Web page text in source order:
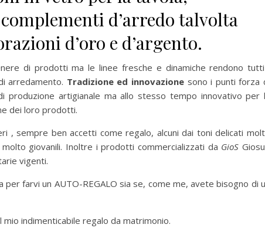
d’arredo talvolta
d’oro e d’argento.
di prodotti ma le linee fresche e dinamiche rendono
arredamento. Tradizione ed innovazione sono i punti forza
artigianale ma allo stesso tempo innovativo per
dei loro prodotti.
, sempre ben accetti come regalo, alcuni dai toni delicati
giovanili. Inoltre i prodotti commercializzati da GioS
vigenti.
farvi un AUTO-REGALO sia se, come me, avete bisogno di
indimenticabile regalo da matrimonio.